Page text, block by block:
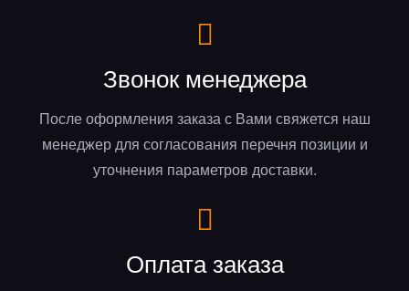
Звонок менеджера
После оформления заказа с Вами свяжется наш
менеджер для согласования перечня позиции и
уточнения параметров доставки.
Оплата заказа